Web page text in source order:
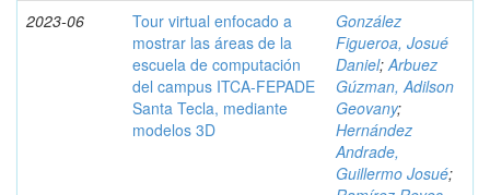
2023-06
Tour virtual enfocado a
mostrar las áreas de la
escuela de computación
del campus ITCA-FEPADE
Santa Tecla, mediante
modelos 3D
González
Figueroa, Josué
Daniel;Arbuez
Gúzman, Adilson
Geovany;
Hernández
Andrade,
Guillermo Josué;